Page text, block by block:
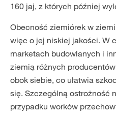
160 jaj, z których później
Obecność ziemiórek w
więc o jej niskiej jakości. W
marketach budowlanych i
ziemią różnych
obok siebie, co ułatwia
się. Szczególną ostrożność
przypadku worków